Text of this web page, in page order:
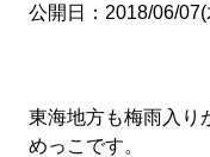
公開日：2018/06/07(
東海地方も梅雨入り
めっこです。